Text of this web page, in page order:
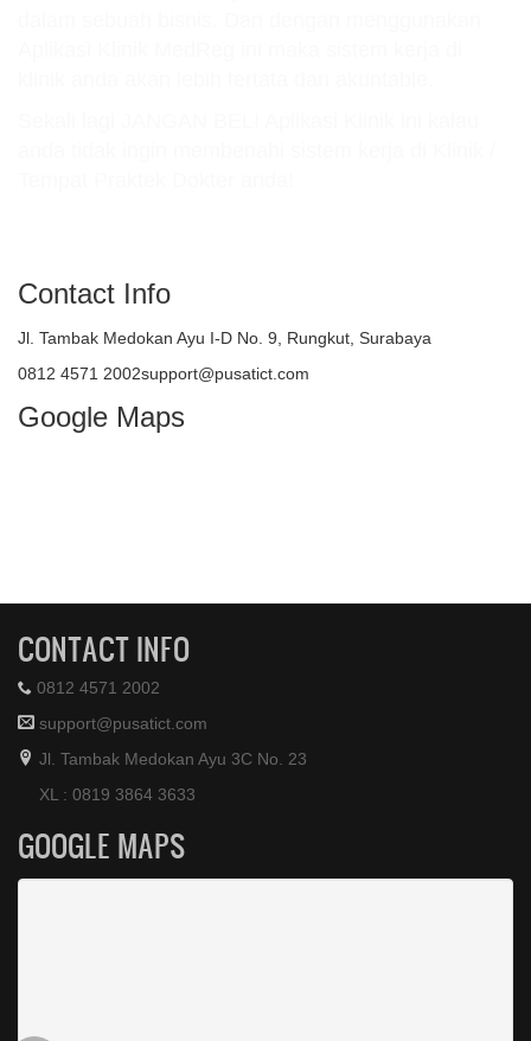
Contact Info
Jl. Tambak Medokan Ayu I-D No. 9, Rungkut, Surabaya
0812 4571 2002support@pusatict.com
Google Maps
CONTACT INFO
0812 4571 2002
support@pusatict.com
Jl. Tambak Medokan Ayu 3C No. 23
XL : 0819 3864 3633
GOOGLE MAPS